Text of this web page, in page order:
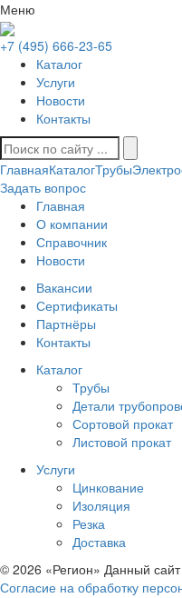
Меню
+7 (495) 666-23-65
Каталог
Услуги
Новости
Контакты
ГлавнаяКаталогТрубы
Задать вопрос
Главная
О компании
Справочник
Новости
Вакансии
Сертификаты
Партнёры
Контакты
Каталог
Трубы
Детали
Сортовой прокат
Листовой прокат
Услуги
Цинкование
Изоляция
Резка
Доставка
© 2026 «Регион» Данный
Согласие на обработку